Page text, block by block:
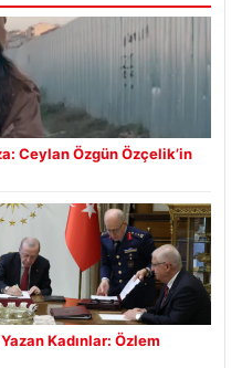
Ceylan Özgün Özçelik’in
Kadınlar: Özlem